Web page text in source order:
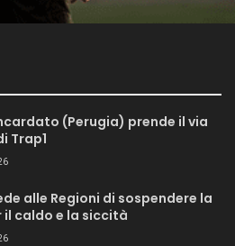
(Perugia) prende il via
Trap1
alle Regioni di sospendere la
il caldo e la siccità